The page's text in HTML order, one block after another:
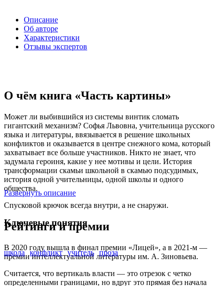
Описание
Об авторе
Характеристики
Отзывы экспертов
О чём книга «Часть картины»
Может ли выбившийся из системы винтик сломать
гигантский механизм? Софья Львовна, учительница русского
языка и литературы, ввязывается в решение школьных
конфликтов и оказывается в центре снежного кома, который
захватывает все больше участников. Никто не знает, что
задумала героиня, какие у нее мотивы и цели. История
трансформации скамьи школьной в скамью подсудимых,
история одной учительницы, одной школы и одного
общества.
Спусковой крючок всегда внутри, а не снаружи.
Рейтинги и премии
В 2020 году вышла в финал премии «Лицей», а в 2021-м —
премии интеллектуальной литературы им. А. Зиновьева.
Считается, что вертикаль власти — это отрезок с четко
определенными границами, но вдруг это прямая без начала
Развернуть описание
Ключевые понятия
школа конфликт учитель проза